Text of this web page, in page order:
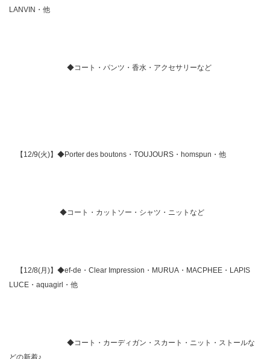
LANVIN・他
◆コート・パンツ・香水・アクセサリーなど
【12/9(火)】◆Porter des boutons・TOUJOURS・homspun・他
◆コート・カットソー・シャツ・ニットなど
【12/8(月)】◆ef-de・Clear Impression・MURUA・MACPHEE・LAPIS
LUCE・aquagirl・他
◆コート・カーディガン・スカート・ニット・ストールな
どの新着♪